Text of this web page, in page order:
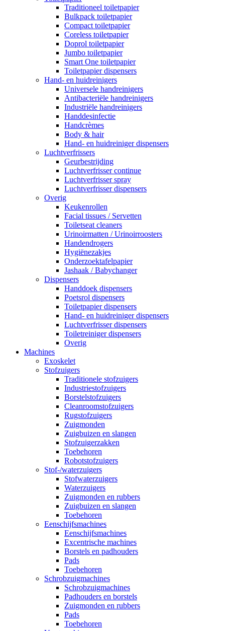
Traditioneel toiletpapier
Bulkpack toiletpapier
Compact toiletpapier
Coreless toiletpapier
Doprol toiletpapier
Jumbo toiletpapier
Smart One toiletpapier
Toiletpapier dispensers
Hand- en huidreinigers
Universele handreinigers
Antibacteriële handreinigers
Industriële handreinigers
Handdesinfectie
Handcrèmes
Body & hair
Hand- en huidreiniger dispensers
Luchtverfrissers
Geurbestrijding
Luchtverfrisser continue
Luchtverfrisser spray
Luchtverfrisser dispensers
Overig
Keukenrollen
Facial tissues / Servetten
Toiletseat cleaners
Urinoirmatten / Urinoirroosters
Handendrogers
Hygiënezakjes
Onderzoektafelpapier
Jashaak / Babychanger
Dispensers
Handdoek dispensers
Poetsrol dispensers
Toiletpapier dispensers
Hand- en huidreiniger dispensers
Luchtverfrisser dispensers
Toiletreiniger dispensers
Overig
Machines
Exoskelet
Stofzuigers
Traditionele stofzuigers
Industriestofzuigers
Borstelstofzuigers
Cleanroomstofzuigers
Rugstofzuigers
Zuigmonden
Zuigbuizen en slangen
Stofzuigerzakken
Toebehoren
Robotstofzuigers
Stof-/waterzuigers
Stofwaterzuigers
Waterzuigers
Zuigmonden en rubbers
Zuigbuizen en slangen
Toebehoren
Eenschijfsmachines
Eenschijfsmachines
Excentrische machines
Borstels en padhouders
Pads
Toebehoren
Schrobzuigmachines
Schrobzuigmachines
Padhouders en borstels
Zuigmonden en rubbers
Pads
Toebehoren